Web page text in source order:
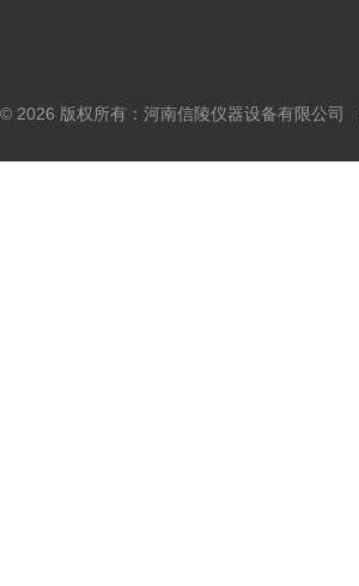
© 2026 版权所有：河南信陵仪器设备有限公司